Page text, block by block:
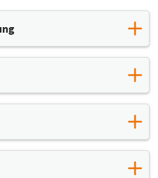
Jahr mehr als 30 eigene
sowie auf Messeplätzen in
profitieren auch Sie von
und Kongresse.
Kongressen, gesamt oder in
Ausland
Konzeption von
Aussteller und
Dazu gehört auch die
In Kooperation mit
Messe Hotelbuchungen zu
als auch für